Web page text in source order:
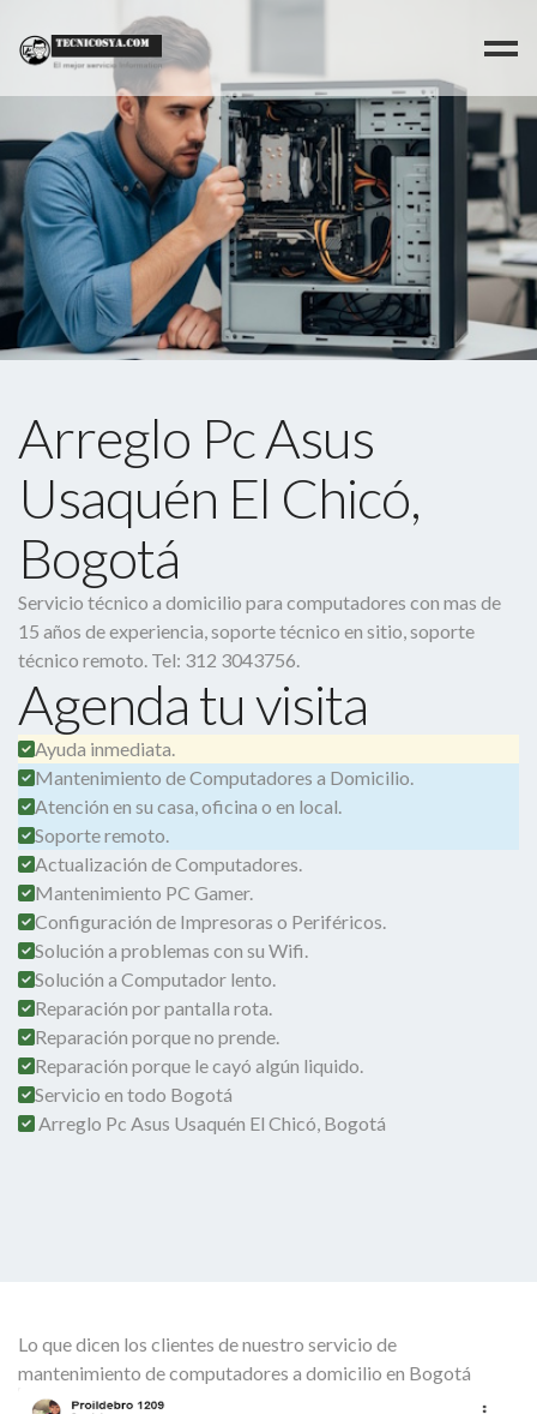
Arreglo Pc Asus
Usaquén El Chicó,
Bogotá
Servicio técnico a domicilio para computadores con mas de
15 años de experiencia, soporte técnico en sitio, soporte
técnico remoto. Tel: 312 3043756.
Agenda tu visita
Ayuda inmediata.
Mantenimiento de Computadores a Domicilio.
Atención en su casa, oficina o en local.
Soporte remoto.
Actualización de Computadores.
Mantenimiento PC Gamer.
Configuración de Impresoras o Periféricos.
Solución a problemas con su Wifi.
Solución a Computador lento.
Reparación por pantalla rota.
Reparación porque no prende.
Reparación porque le cayó algún liquido.
Servicio en todo Bogotá
Arreglo Pc Asus Usaquén El Chicó, Bogotá
Lo que dicen los clientes de nuestro servicio de
mantenimiento de computadores a domicilio en Bogotá